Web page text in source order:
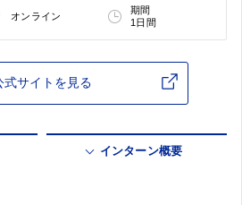
オンライン
期間
1日間
式サイトを見る
インターン概要